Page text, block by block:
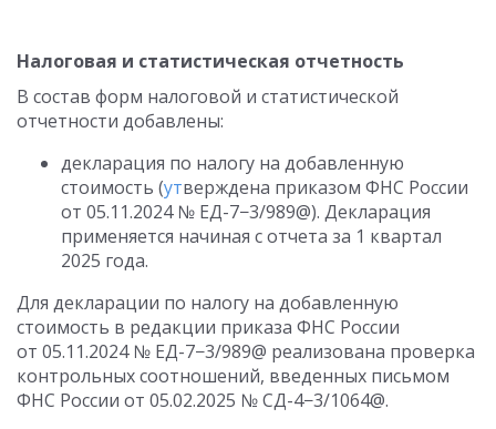
Налоговая и статистическая отчетность
В состав форм налоговой и статистической
отчетности добавлены:
декларация по налогу на добавленную
стоимость (утверждена приказом ФНС России
от 05.11.2024№ ЕД-7−3/989@). Декларация
применяется начиная с отчета за 1 квартал
2025 года.
Для декларации по налогу на добавленную
стоимость в редакции приказа ФНС России
от 05.11.2024№ ЕД-7−3/989@ реализована проверка
контрольных соотношений, введенных письмом
ФНС России от 05.02.2025 № СД-4−3/1064@.